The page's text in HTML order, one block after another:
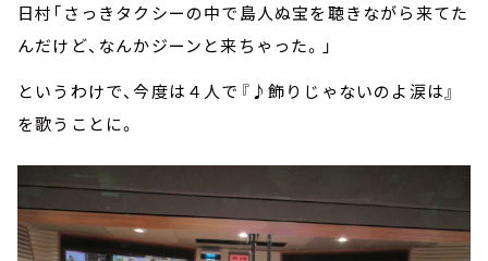
日村「さっきタクシーの中で島人ぬ宝を聴きながら来てた
んだけど、なんかジーンと来ちゃった。」
というわけで、今度は４人で『♪飾りじゃないのよ涙は』
を歌うことに。